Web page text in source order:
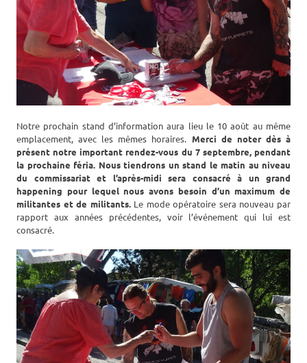
Notre prochain stand d’information aura lieu le 10 août au même
emplacement, avec les mêmes horaires. Merci de noter dès à
présent notre important rendez-vous du 7 septembre, pendant
la prochaine féria. Nous tiendrons un stand le matin au niveau
du commissariat et l’après-midi sera consacré à un grand
happening pour lequel nous avons besoin d’un maximum de
militantes et de militants.Le mode opératoire sera nouveau par
rapport aux années précédentes, voir l’événement qui lui est
consacré.